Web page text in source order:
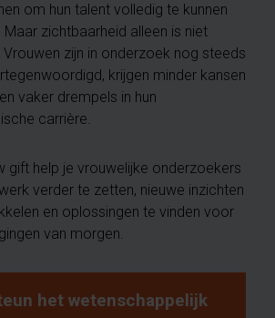
om hun talent volledig te kunnen
Maar zichtbaarheid alleen is niet
zijn in onderzoek nog steeds
krijgen minder kansen
vaker drempels in hun
carrière.
gift help je vrouwelijke onderzoekers
verder te zetten, nieuwe inzichten
en oplossingen te vinden voor
van morgen.
het wetenschappelijk